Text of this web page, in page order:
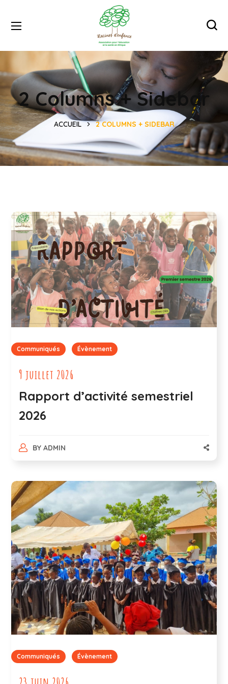
2 Columns + Sidebar
ACCUEIL 2 COLUMNS + SIDEBAR
Communiqués Évènement
9 juillet 2026
Rapport d’activité semestriel
2026
BY ADMIN
Communiqués Évènement